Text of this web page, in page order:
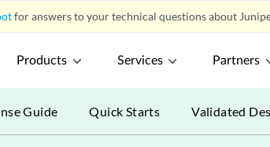
for answers to your technical questions about
Products Services Partners
Guide Quick Starts Validated